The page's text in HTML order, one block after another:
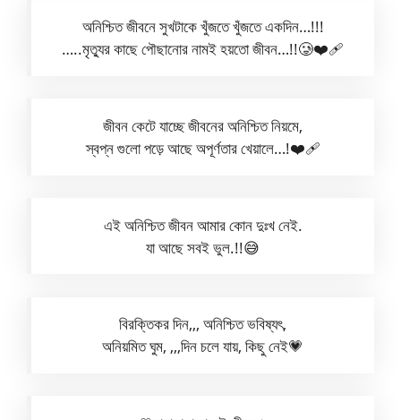
অনিশ্চিত জীবনে সুখটাকে খুঁজতে খুঁজতে একদিন…!!!
…..মৃত্যুর কাছে পৌছানোর নামই হয়তো জীবন…!!🥲❤️‍🩹
জীবন কেটে যাচ্ছে জীবনের অনিশ্চিত নিয়মে,
স্বপ্ন গুলো পড়ে আছে অপূর্ণতার খেয়ালে…!❤️‍🩹
এই অনিশ্চিত জীবন আমার কোন দুঃখ নেই.
যা আছে সবই ভুল.!!😅
বিরক্তিকর দিন,,, অনিশ্চিত ভবিষ্যৎ,
অনিয়মিত ঘুম, ,,,দিন চলে যায়, কিছু নেই💗